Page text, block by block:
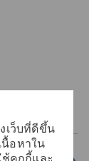
เว็บที่ดีขึ้น
นื้อหาใน